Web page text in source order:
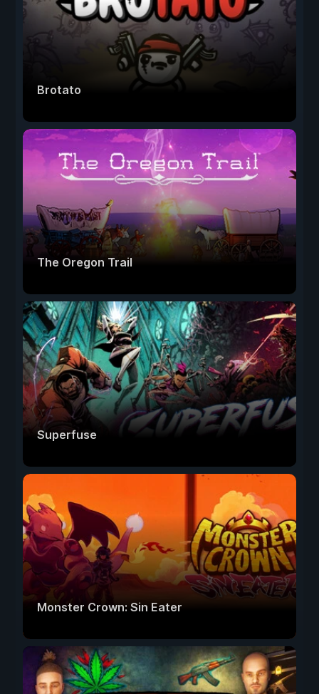
Brotato
The Oregon Trail
Superfuse
Monster Crown: Sin Eater